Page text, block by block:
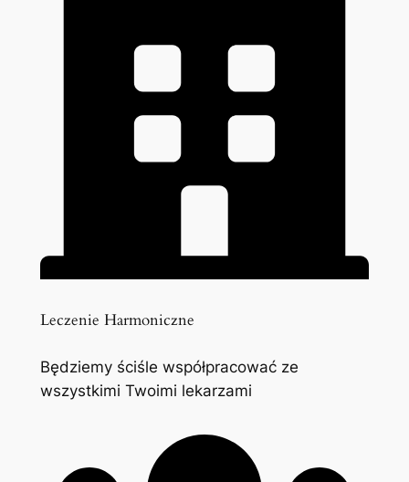
Leczenie Harmoniczne
Będziemy ściśle współpracować ze
wszystkimi Twoimi lekarzami